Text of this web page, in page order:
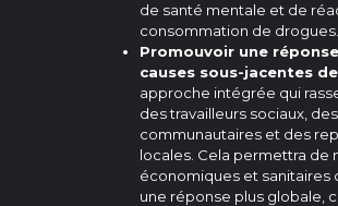
de santé mentale et de
consommation de drogues.
Promouvoir une
causes sous-jacentes
approche intégrée qui
des travailleurs sociaux,
communautaires et des
locales. Cela permettra de
économiques et sanitaires
une réponse plus globale,